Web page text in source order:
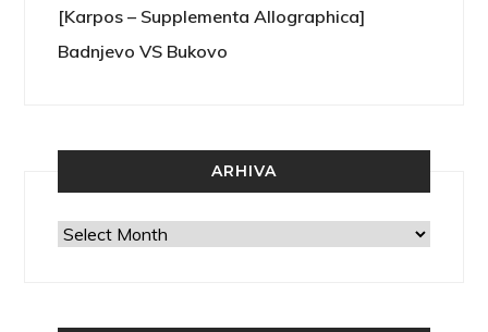
[Karpos – Supplementa Allographica]
Badnjevo VS Bukovo
ARHIVA
Arhiva